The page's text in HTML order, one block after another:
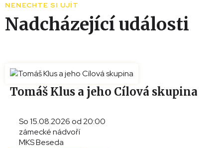
NENECHTE SI UJÍT
Nadcházející události
Tomáš Klus a jeho Cílová skupina
So 15.08.2026 od 20:00
zámecké nádvoří
MKS Beseda